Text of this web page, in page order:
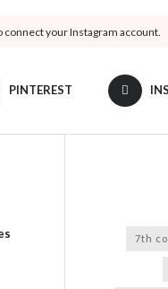
connect your Instagram account.
PINTEREST
7th